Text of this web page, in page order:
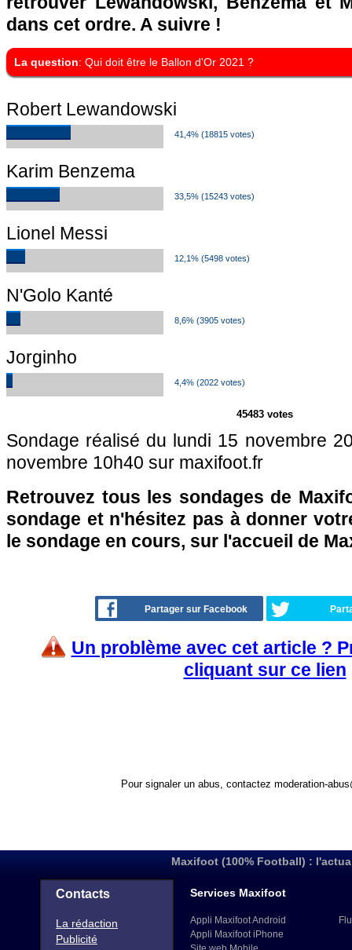
dans cet ordre. A suivre !
La question: Qui doit être le Ballon d'Or 2021 ?
Robert Lewandowski
41,4% (18815 votes)
Karim Benzema
33,5% (15243 votes)
Lionel Messi
12,1% (5498 votes)
N'Golo Kanté
8,6% (3905 votes)
Jorginho
4,4% (2022 votes)
45483 votes
Sondage réalisé du lundi 15 novembre
novembre 10h40 sur maxifoot.fr
Retrouvez tous les sondages de
sondage et n'hésitez pas à donner
le sondage en cours, sur l'accueil de
Partager sur Facebook
Un problème avec cet article ?
cliquant sur ce lien
Pour signaler un abus, contactez moderation-
Maxifoot (100% Football) :
Contacts
La rédaction
Publicité
Services Maxifoot
Appli Maxifoot Android
Appli Maxifoot iPhone